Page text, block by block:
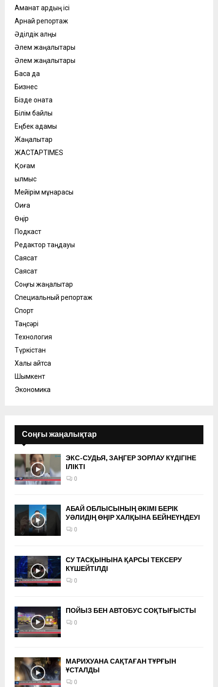
Аманат ардың ісі
Арнай репортаж
Әділдік алңы
Әлем жаңалықтары
Әлем жаңалықтары
Басқа да
Бизнес
Бізде қонақта
Білім байлық
Еңбек адамы
Жаңалықтар
ЖАСТАРTIMES
Қоғам
қылмыс
Мейірім мұнарасы
Оқиға
Өңір
Подкаст
Редактор таңдауы
Саясат
Саясат
Соңғы жаңалықтар
Специальный репортаж
Спорт
Таңсәрі
Технология
Түркістан
Халық айтса
Шымкент
Экономика
Соңғы жаңалықтар
ЭКС-СУДЬЯ, ЗАҢГЕР ЗОРЛАУ КҮДІГІНЕ
ІЛІКТІ
0
АБАЙ ОБЛЫСЫНЫҢ ӘКІМІ БЕРІК
УӘЛИДІҢ ӨҢІР ХАЛҚЫНА БЕЙНЕҮНДЕУІ
0
СУ ТАСҚЫНЫНА ҚАРСЫ ТЕКСЕРУ
КҮШЕЙТІЛДІ
0
ПОЙЫЗ БЕН АВТОБУС СОҚТЫҒЫСТЫ
0
МАРИХУАНА САҚТАҒАН ТҰРҒЫН
ҰСТАЛДЫ
0